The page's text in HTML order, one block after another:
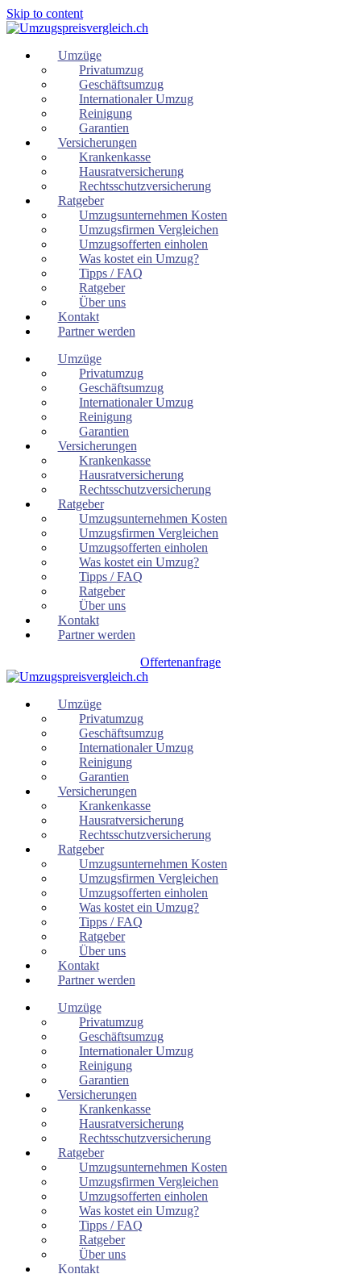
Skip to content
Umzüge
Privatumzug
Geschäftsumzug
Internationaler Umzug
Reinigung
Garantien
Versicherungen
Krankenkasse
Hausratversicherung
Rechtsschutzversicherung
Ratgeber
Umzugsunternehmen Kosten
Umzugsfirmen Vergleichen
Umzugsofferten einholen
Was kostet ein Umzug?
Tipps / FAQ
Ratgeber
Über uns
Kontakt
Partner werden
Umzüge
Privatumzug
Geschäftsumzug
Internationaler Umzug
Reinigung
Garantien
Versicherungen
Krankenkasse
Hausratversicherung
Rechtsschutzversicherung
Ratgeber
Umzugsunternehmen Kosten
Umzugsfirmen Vergleichen
Umzugsofferten einholen
Was kostet ein Umzug?
Tipps / FAQ
Ratgeber
Über uns
Kontakt
Partner werden
Offertenanfrage
Umzüge
Privatumzug
Geschäftsumzug
Internationaler Umzug
Reinigung
Garantien
Versicherungen
Krankenkasse
Hausratversicherung
Rechtsschutzversicherung
Ratgeber
Umzugsunternehmen Kosten
Umzugsfirmen Vergleichen
Umzugsofferten einholen
Was kostet ein Umzug?
Tipps / FAQ
Ratgeber
Über uns
Kontakt
Partner werden
Umzüge
Privatumzug
Geschäftsumzug
Internationaler Umzug
Reinigung
Garantien
Versicherungen
Krankenkasse
Hausratversicherung
Rechtsschutzversicherung
Ratgeber
Umzugsunternehmen Kosten
Umzugsfirmen Vergleichen
Umzugsofferten einholen
Was kostet ein Umzug?
Tipps / FAQ
Ratgeber
Über uns
Kontakt